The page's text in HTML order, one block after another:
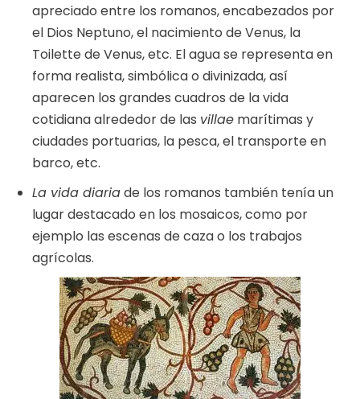
apreciado entre los romanos, encabezados por
el Dios Neptuno, el nacimiento de Venus, la
Toilette de Venus, etc. El agua se representa en
forma realista, simbólica o divinizada, así
aparecen los grandes cuadros de la vida
cotidiana alrededor de las villae marítimas y
ciudades portuarias, la pesca, el transporte en
barco, etc.
La vida diariade los romanos también tenía un
lugar destacado en los mosaicos, como por
ejemplo las escenas de caza o los trabajos
agrícolas.